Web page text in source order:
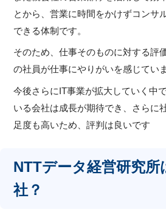
とから、営業に時間をかけずコンサ
できる体制です。
そのため、仕事そのものに対する評
の社員が仕事にやりがいを感じてい
今後さらにIT事業が拡大していく中
いる会社は成長が期待でき、さらに
足度も高いため、評判は良いです
NTTデータ経営研究所
社？